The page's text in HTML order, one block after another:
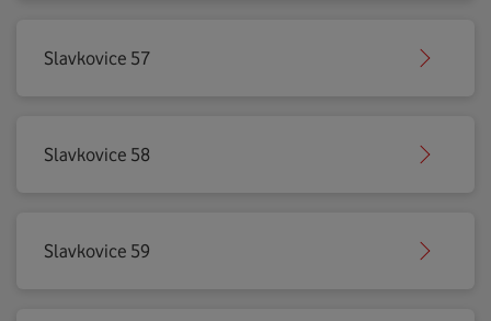
Slavkovice 57
Slavkovice 58
Slavkovice 59